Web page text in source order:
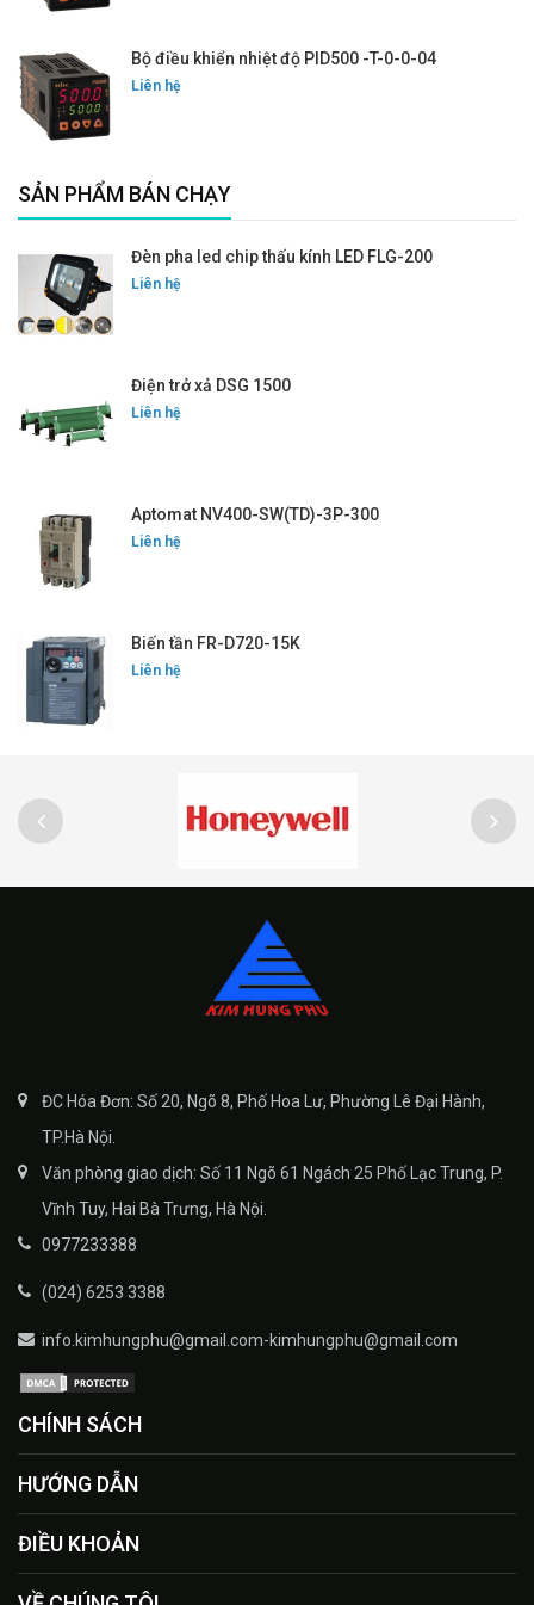
Bộ điều khiển nhiệt độ PID500 -T-0-0-04
Liên hệ
SẢN PHẨM BÁN CHẠY
Đèn pha led chip thấu kính LED FLG-200
Liên hệ
Điện trở xả DSG 1500
Liên hệ
Aptomat NV400-SW(TD)-3P-300
Liên hệ
Biến tần FR-D720-15K
Liên hệ
ĐC Hóa Đơn: Số 20, Ngõ 8, Phố Hoa Lư, Phường Lê Đại Hành,
TP.Hà Nội.
Văn phòng giao dịch: Số 11 Ngõ 61 Ngách 25 Phố Lạc Trung, P.
Vĩnh Tuy, Hai Bà Trưng, Hà Nội.
0977233388
(024) 6253 3388
info.kimhungphu@gmail.com-kimhungphu@gmail.com
CHÍNH SÁCH
HƯỚNG DẪN
ĐIỀU KHOẢN